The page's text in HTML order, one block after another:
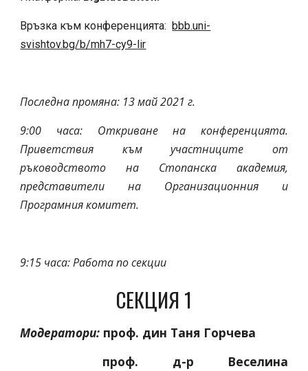
Връзка към конференцията: bbb.uni-
svishtov.bg/b/mh7-cy9-lir
Последна промяна: 13 май 2021 г.
9:00 часа: Откриване на конференцията.
Приветствия към участниците от
ръководството на Стопанска академия,
представители на Организационния и
Програмния комитет.
9:15 часа: Работа по секции
СЕКЦИЯ 1
Модератори: проф. дин Таня Горчева
проф. д-р Веселина